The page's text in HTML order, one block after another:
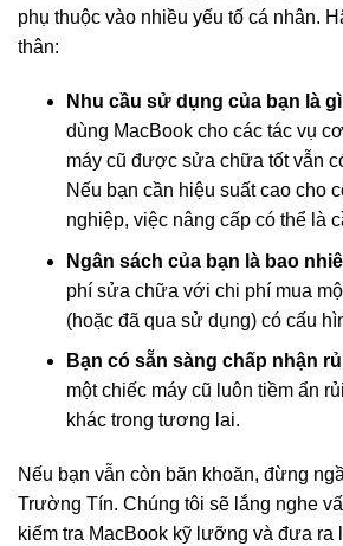
phụ thuộc vào nhiều yếu tố cá nhân.
thân:
Nhu cầu sử dụng của bạn là
dùng MacBook cho các tác vụ
máy cũ được sửa chữa tốt vẫn
Nếu bạn cần hiệu suất cao cho
nghiệp, việc nâng cấp có thể là
Ngân sách của bạn là bao
phí sửa chữa với chi phí mua
(hoặc đã qua sử dụng) có cấu
Bạn có sẵn sàng chấp nhận
một chiếc máy cũ luôn tiềm ẩn
khác trong tương lai.
Nếu bạn vẫn còn băn khoăn, đừng
Trường Tín. Chúng tôi sẽ lắng nghe
kiểm tra MacBook kỹ lưỡng và đưa ra